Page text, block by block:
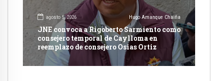
agosto 5, 2026 Hugo Amanque Chaiña
JNE convoca a Rigoberto Sarmiento como
consejero temporal de Caylloma en
reemplazo de consejero Osias Ortiz